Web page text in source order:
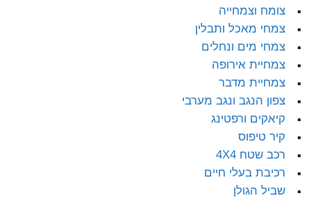
צומח וצמחייה
צמחי מאכל ותבלין
צמחי מים ונחלים
צמחיית אירופה
צמחיית מדבר
צפון הנגב ונגב מערבי
קיאקים ורפטינג
קיר טיפוס
רכב שטח 4X4
רכיבת בעלי חיים
שביל הגולן